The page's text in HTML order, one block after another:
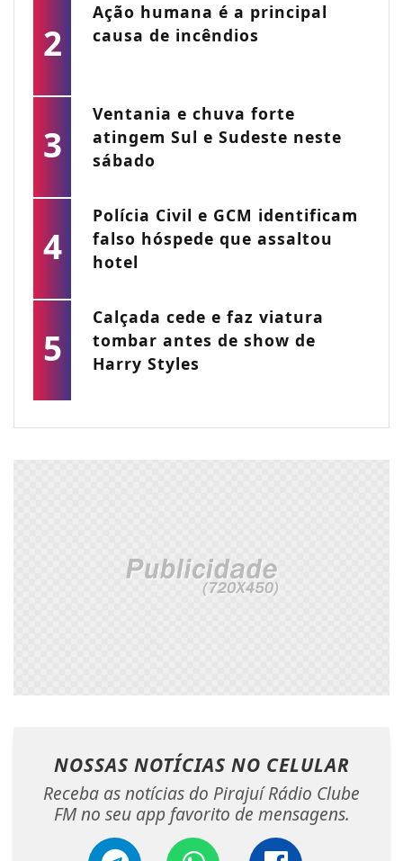
2
Ação humana é a principal
causa de incêndios
3
Ventania e chuva forte
atingem Sul e Sudeste neste
sábado
4
Polícia Civil e GCM identificam
falso hóspede que assaltou
hotel
5
Calçada cede e faz viatura
tombar antes de show de
Harry Styles
NOSSAS NOTÍCIAS NO CELULAR
Receba as notícias do Pirajuí Rádio Clube
FM no seu app favorito de mensagens.